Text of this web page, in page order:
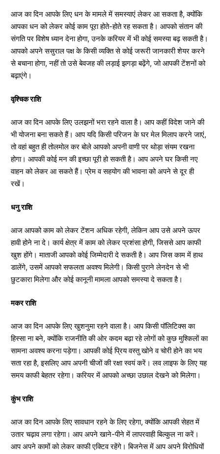
आज का दिन आपके लिए धन के मामले में समस्याएं लेकर आ सकता है, क्योंकि
आपका धन को लेकर कोई काम पूरा होते-होते रह सकता है। आपको संतान की
संगति पर विशेष ध्यान देना होगा, उनके करियर में भी कोई समस्या बढ़ सकती है।
आपको अपने ससुराल पक्ष के किसी व्यक्ति से कोई जरूरी जानकारी शेयर करने
से बचाना होगा, नहीं तो उसे बेवजह की लड़ाई झगड़ा बढ़ेंगे, जो आपकी टेंशनों को
बढ़ाएंगे।
वृश्चिक राशि
आज का दिन आपके लिए उलझनों भरा रहने वाला है। आप कहीं विदेश जाने की
भी योजना बना सकते हैं। आप यदि किसी परिजन के घर मेल मिलाप करने जाएं,
तो वहां बहुत ही तोलमोल कर बोले आपको अपनी वाणी पर थोड़ा संयम रखना
होगा। आपकी कोई मन की इच्छा पूरी हो सकती है। आप अपने घर किसी नए
वाहन को लेकर आ सकते हैं। प्रेम व सहयोग की भावना को अपने से दूर ही
रखें।
धनु राशि
आज आपको काम को लेकर टेंशन अधिक रहेगी, लेकिन आप उसे अपने ऊपर
हावी होने ना दे। कार्य क्षेत्र में काम को लेकर प्रशंसा होगी, जिससे आप काफी
खुश होंगे। माताजी आपको कोई जिम्मेदारी दे सकती है। आप जिस काम में हाथ
डालेंगे, उसमें आपको सफलता अवश्य मिलेगी। किसी पुराने लेनदेन से भी
छुटकारा मिलेगा और कोई कानूनी मामला आपको समस्या दे सकता है।
मकर राशि
आज का दिन आपके लिए खुशनुमा रहने वाला है। आप किसी पॉलिटिक्स का
हिस्सा ना बने, क्योंकि राजनीति की ओर कदम बढ़ा रहे लोगों को कुछ मुश्किलों का
सामना अवश्य करना पड़ेगा। आपकी कोई प्रिय वस्तु खोने व चोरी होने का भय
सता रहा है, इसलिए आप अपनी चीजों की रक्षा स्वयं करें। लव लाइफ के लिए यह
समय काफी बेहतर रहेगा। करियर में आपको अच्छा उछाल देखने को मिलेगा।
कुंभ राशि
आज का दिन आपके लिए सावधान रहने के लिए रहेगा, क्योंकि आपकी सेहत में
उतार चढ़ाव लगा रहेगा। आप अपने खाने-पीने में लापरवाही बिल्कुल ना करें।
आप अपने कामों को लेकर काफी एक्टिव रहेंगे। बिजनेस में आप अपने विरोधियों